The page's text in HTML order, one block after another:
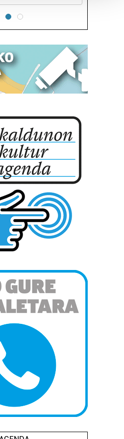
iragarkiak eta edukia
informazioa biltzeko eta
datuak nork eta zertarako
babesten dira. Ikusi gure
ustez zein helburutarako
horren aurka nola egin
prozesatzeko moduari
eta ezarri zure lehentasunak
alda edo ken dezakezu
eta hirugarrenen cookie-
Zure esperientzia eta
gero, teknologia hori
ematen diguzu.
Gehiago